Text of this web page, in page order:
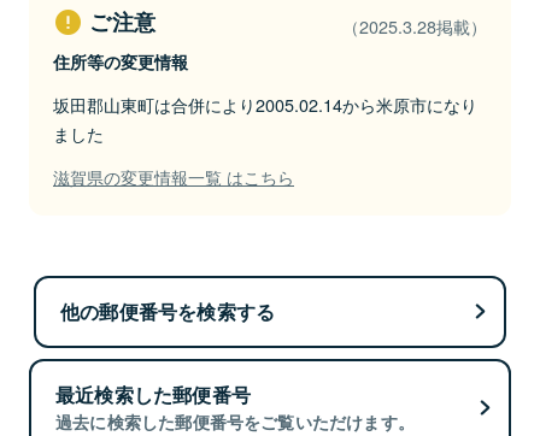
ご注意 （2025.3.28掲載）
住所等の変更情報
坂田郡山東町は合併により2005.02.14から米原市になり
ました
滋賀県の変更情報一覧 はこちら
他の郵便番号を検索する
最近検索した郵便番号
過去に検索した郵便番号をご覧いただけます。